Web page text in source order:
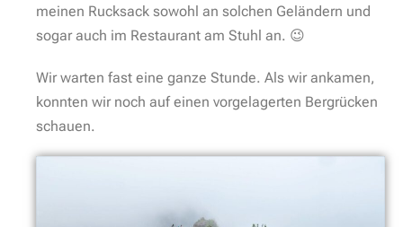
meinen Rucksack sowohl an solchen Geländern und
sogar auch im Restaurant am Stuhl an. 😉
Wir warten fast eine ganze Stunde. Als wir ankamen,
konnten wir noch auf einen vorgelagerten Bergrücken
schauen.